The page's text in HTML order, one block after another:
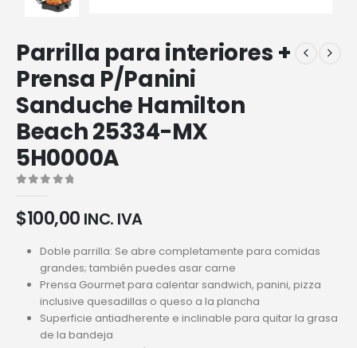
Parrilla para interiores +
Prensa P/Panini
Sanduche Hamilton
Beach 25334-MX
5H0000A
$100,00 INC. IVA
Doble parrilla: Se abre completamente para comidas
grandes; también puedes asar carne
Prensa Gourmet para calentar sandwich, panini, pizza
inclusive quesadillas o queso a la plancha
Superficie antiadherente e inclinable para quitar la grasa
de la bandeja